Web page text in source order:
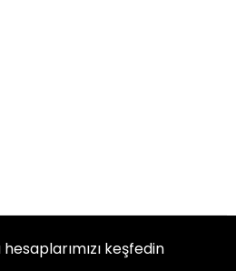
keşfedin